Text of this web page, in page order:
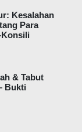
Kesalahan
Para
& Tabut
Bukti